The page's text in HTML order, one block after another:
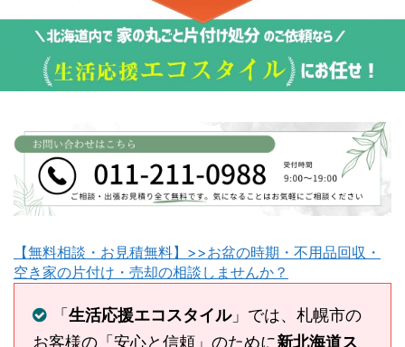
【無料相談・お見積無料】>>お盆の時期・不用品回収・
空き家の片付け・売却の相談しませんか？
「 生活応援エコスタイル」では、札幌市の
お客様の「安心と信頼」のために新北海道ス